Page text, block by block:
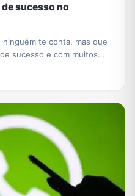
sucesso no
te conta, mas que
sucesso e com muitos